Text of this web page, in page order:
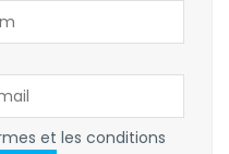
et les conditions